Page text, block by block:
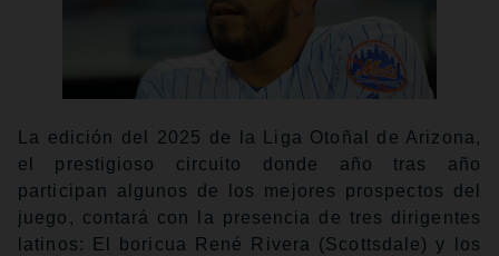
La edición del 2025 de la Liga Otoñal de Arizona,
el prestigioso circuito donde año tras año
participan algunos de los mejores prospectos del
juego, contará con la presencia de tres dirigentes
latinos: El boricua René Rivera (Scottsdale) y los